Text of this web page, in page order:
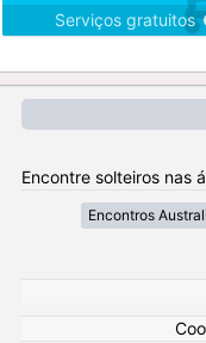
Serviços gratuitos
Encontre solteiros nas
Encontros